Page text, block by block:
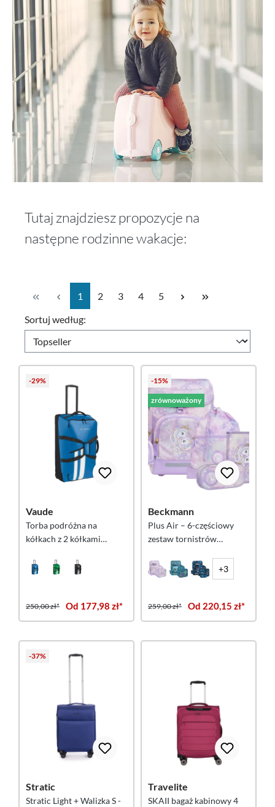
Tutaj znajdziesz propozycje na
następne rodzinne wakacje:
Strona
1 Strona
2 Strona
3 Strona
4 Strona
5
Sortuj według:
-29%
Vaude
Torba podróżna na
kółkach z 2 kółkami
250,00 zł* Od 177,98 zł*
-15%
zrównoważony
Beckmann
Plus Air – 6-częściowy
zestaw tornistrów
Princess Purple
+3
259,00 zł* Od 220,15 zł*
-37%
Stratic
Stratic Light + Walizka S -
Travelite
SKAII bagaż kabinowy 4